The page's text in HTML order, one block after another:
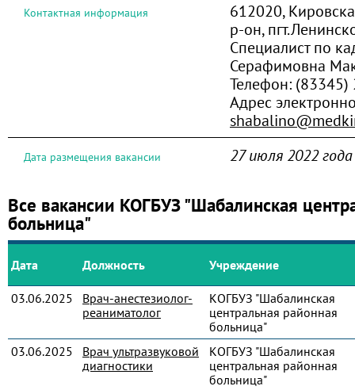
Контактная информация
612020,
р-он,
Специалист по
Серафимовна
Телефон: (83345)
Адрес
Дата размещения вакансии 27 июля 2022 года
Все вакансии КОГБУЗ "Шабалинская
больница"
Дата Должность Учреждение
03.06.2025
Врач-анестезиолог-
реаниматолог
КОГБУЗ "Шабалинская
центральная районная
больница"
03.06.2025
Врач ультразвуковой
диагностики
КОГБУЗ "Шабалинская
центральная районная
больница"